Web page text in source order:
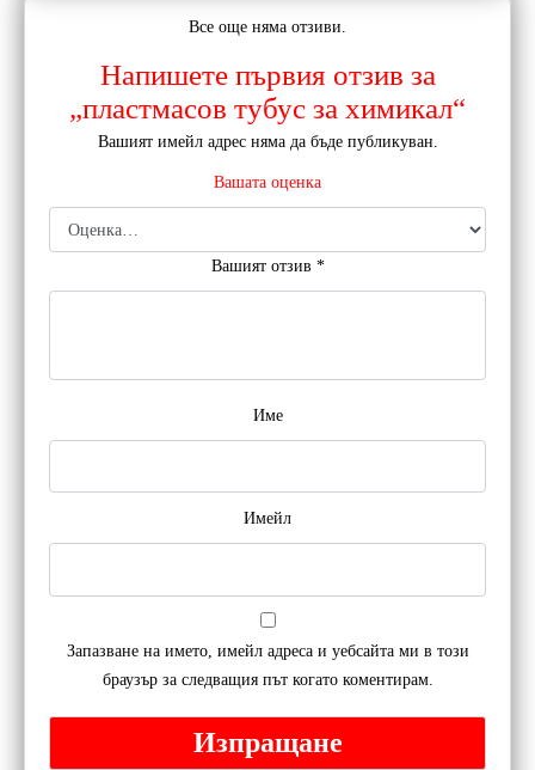
Все още няма отзиви.
Напишете първия отзив за
„пластмасов тубус за химикал“
Вашият имейл адрес няма да бъде публикуван.
Вашата оценка
Вашият отзив *
Име
Имейл
Запазване на името, имейл адреса и уебсайта ми в този
браузър за следващия път когато коментирам.